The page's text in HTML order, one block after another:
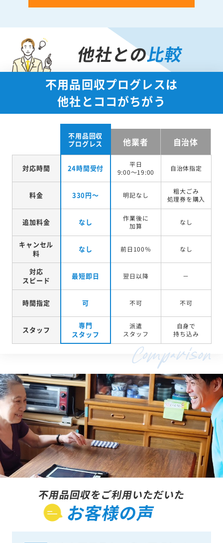
他社との比較
不用品回収プログレスは
他社とココがちがう
不用品回収
プログレス
他業者 自治体
対応時間 24時間受付
平日
9:00～19:00
自治体指定
料金 330円～ 明記なし
粗大ごみ
処理券を購入
追加料金 なし
作業後に
加算
なし
キャンセル
料
なし 前日100％ なし
対応
スピード
最短即日 翌日以降 －
時間指定 可 不可 不可
スタッフ
専門
スタッフ
派遣
スタッフ
自身で
持ち込み
不用品回収をご利用いただいた
お客様の声